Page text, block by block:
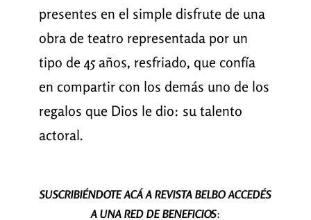
presentes en el simple disfrute de una
obra de teatro representada por un
tipo de 45 años, resfriado, que confía
en compartir con los demás uno de los
regalos que Dios le dio: su talento
actoral.
SUSCRIBIÉNDOTE ACÁ A REVISTA BELBO ACCEDÉS
A UNA RED DE BENEFICIOS: